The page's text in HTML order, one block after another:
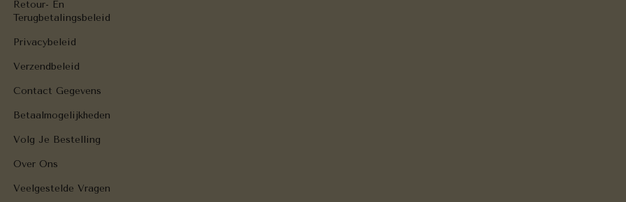
Retour- En
Terugbetalingsbeleid
Privacybeleid
Verzendbeleid
Contact Gegevens
Betaalmogelijkheden
Volg Je Bestelling
Over Ons
Veelgestelde Vragen